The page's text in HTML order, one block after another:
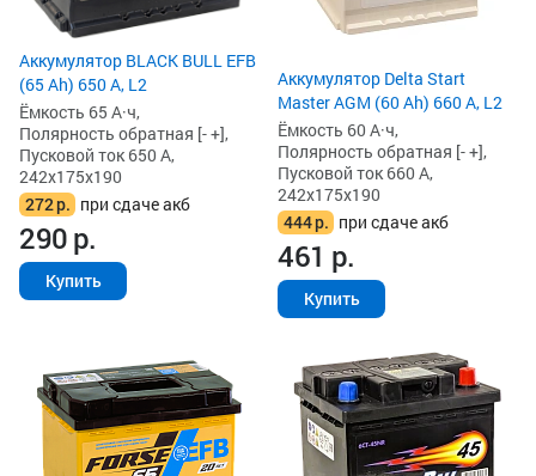
Аккумулятор BLACK BULL EFB
(65 Ah) 650 А, L2
Ёмкость 65 А·ч,
Полярность обратная [- +],
Пусковой ток 650 А,
242x175x190
272р. при сдаче акб
290р.
Купить
Аккумулятор Delta Start
Master AGM (60 Ah) 660 А, L2
Ёмкость 60 А·ч,
Полярность обратная [- +],
Пусковой ток 660 А,
242x175x190
444р. при сдаче акб
461 р.
Купить